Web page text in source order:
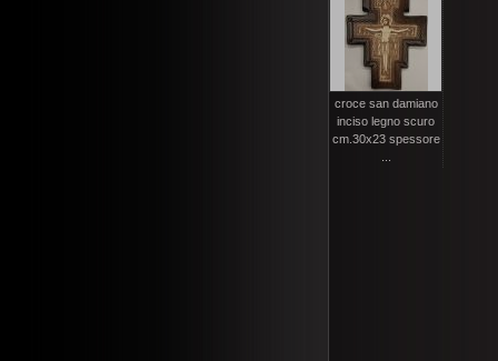
croce san damiano
inciso legno scuro
cm.30x23 spessore